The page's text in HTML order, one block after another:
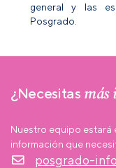
general y las
Posgrado.
¿Necesitas más
Nuestro equipo
información que
posgrado-